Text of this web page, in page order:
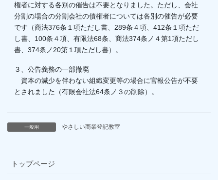
権者に対する各別の催告は不要となりました。ただし、会社
分割の場合の分割会社の債権者については各別の催告が必要
です（商法376条１項ただし書、289条４項、412条１項ただ
し書、100条４項、有限法68条、商法374条ノ４第1項ただし
書、374条ノ20第１項ただし書）。
３、公告義務の一部撤廃
資本の減少を伴わない組織変更等の場合に官報公告が不要
とされました（有限会社法64条ノ３の削除）。
一般用 やさしい商業登記教室
トップページ